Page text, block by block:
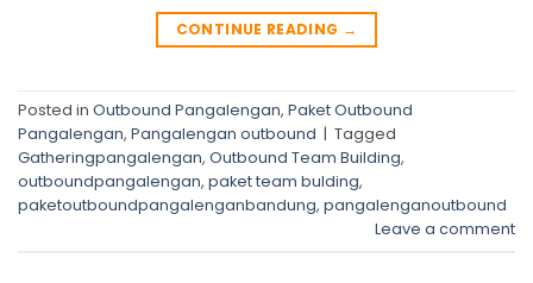
CONTINUE READING →
Posted in Outbound Pangalengan, Paket Outbound
Pangalengan, Pangalengan outbound | Tagged
Gatheringpangalengan, Outbound Team Building,
outboundpangalengan, paket team bulding,
paketoutboundpangalenganbandung, pangalenganoutbound
Leave a comment